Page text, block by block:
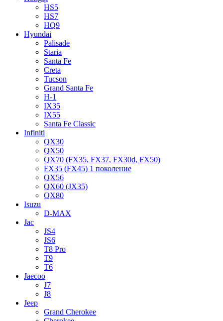
HS5
HS7
HQ9
Hyundai
Palisade
Staria
Santa Fe
Creta
Tucson
Grand Santa Fe
H-1
IX35
IX55
Santa Fe Classic
Infiniti
QX30
QX50
QX70 (FX35, FX37, FX30d, FX50)
FX35 (FX45) 1 поколение
QX56
QX60 (JX35)
QX80
Isuzu
D-MAX
Jac
JS4
JS6
T8 Pro
T9
T6
Jaecoo
J7
J8
Jeep
Grand Cherokee